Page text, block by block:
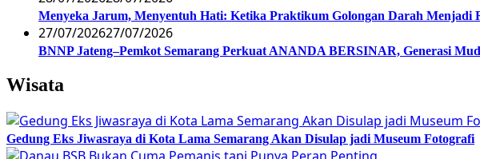
Menyeka Jarum, Menyentuh Hati: Ketika Praktikum Golongan Darah Menjadi
27/07/202627/07/2026
BNNP Jateng–Pemkot Semarang Perkuat ANANDA BERSINAR, Generasi
Wisata
Gedung Eks Jiwasraya di Kota Lama Semarang Akan Disulap jadi Museum Fotografi